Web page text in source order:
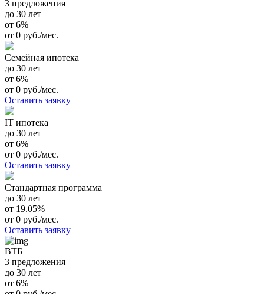
3 предложения
до 30 лет
от 6%
от 0 руб./мес.
Семейная ипотека
до 30 лет
от 6%
от 0 руб./мес.
Оставить заявку
IT ипотека
до 30 лет
от 6%
от 0 руб./мес.
Оставить заявку
Стандартная программа
до 30 лет
от 19.05%
от 0 руб./мес.
Оставить заявку
ВТБ
3 предложения
до 30 лет
от 6%